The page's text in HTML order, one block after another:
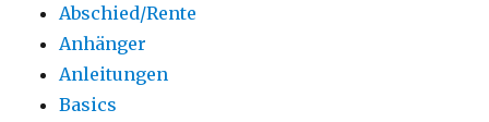
Abschied/Rente
Anhänger
Anleitungen
Basics